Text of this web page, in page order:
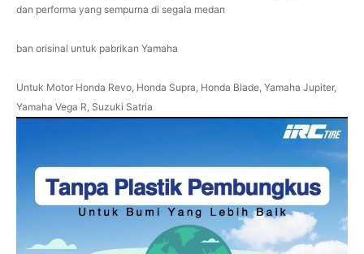
dan performa yang sempurna di segala medan
ban orisinal untuk pabrikan Yamaha
Untuk Motor Honda Revo, Honda Supra, Honda Blade, Yamaha Jupiter,
Yamaha Vega R, Suzuki Satria